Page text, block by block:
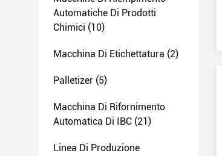
Automatiche Di Prodotti
Chimici (10)
Macchina Di Etichettatura (2)
Palletizer (5)
Macchina Di Rifornimento
Automatica Di IBC (21)
Linea Di Produzione